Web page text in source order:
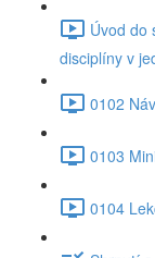
Úvod do
disciplíny v
0102
0103
0104